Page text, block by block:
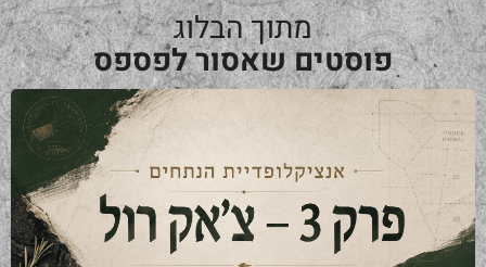
מתוך הבלוג
פוסטים שאסור לפספס